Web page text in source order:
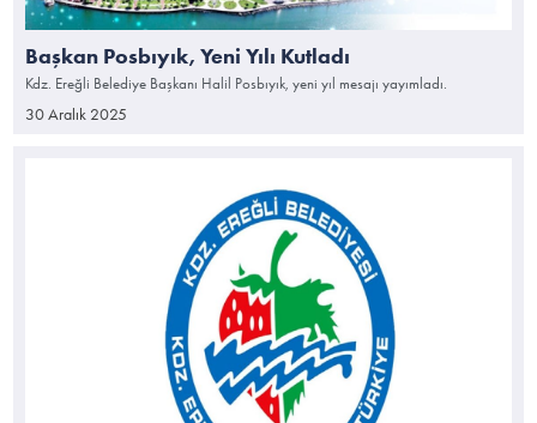
Başkan Posbıyık, Yeni Yılı Kutladı
Kdz. Ereğli Belediye Başkanı Halil Posbıyık, yeni yıl mesajı yayımladı.
30 Aralık 2025